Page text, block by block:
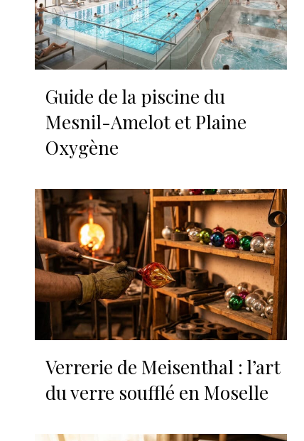
Guide de la piscine du
Mesnil-Amelot et Plaine
Oxygène
Verrerie de Meisenthal : l’art
du verre soufflé en Moselle